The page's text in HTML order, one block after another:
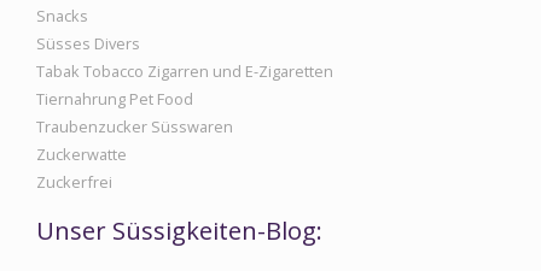
Snacks
Süsses Divers
Tabak Tobacco Zigarren und E-Zigaretten
Tiernahrung Pet Food
Traubenzucker Süsswaren
Zuckerwatte
Zuckerfrei
Unser Süssigkeiten-Blog: